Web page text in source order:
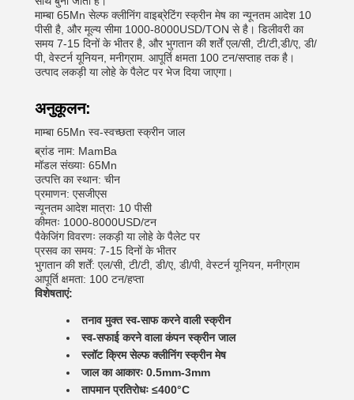
माम्बा 65Mn सेल्फ क्लीनिंग वाइब्रेटिंग स्क्रीन मेष का न्यूनतम आदेश 10
पीसी है, और मूल्य सीमा 1000-8000USD/TON से है। डिलीवरी का
समय 7-15 दिनों के भीतर है, और भुगतान की शर्तें एल/सी, टी/टी,डी/ए, डी/
पी, वेस्टर्न यूनियन, मनीग्राम. आपूर्ति क्षमता 100 टन/सप्ताह तक है।
उत्पाद लकड़ी या लोहे के पैलेट पर भेज दिया जाएगा।
अनुकूलन:
माम्बा 65Mn स्व-स्वच्छता स्क्रीन जाल
ब्रांड नाम: MamBa
मॉडल संख्याः 65Mn
उत्पत्ति का स्थान: चीन
प्रमाणन: एसजीएस
न्यूनतम आदेश मात्राः 10 पीसी
कीमतः 1000-8000USD/टन
पैकेजिंग विवरणः लकड़ी या लोहे के पैलेट पर
प्रसव का समय: 7-15 दिनों के भीतर
भुगतान की शर्तें: एल/सी, टी/टी, डी/ए, डी/पी, वेस्टर्न यूनियन, मनीग्राम
आपूर्ति क्षमता: 100 टन/हप्ता
विशेषताएं:
तनाव मुक्त स्व-साफ करने वाली स्क्रीन
स्व-सफाई करने वाला कंपन स्क्रीन जाल
स्लॉट क्रिम सेल्फ क्लीनिंग स्क्रीन मेष
जाल का आकारः 0.5mm-3mm
तापमान प्रतिरोधः ≤400°C